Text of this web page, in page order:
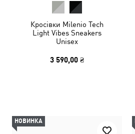
Кросівки Milenio Tech
Light Vibes Sneakers
Unisex
3 590,00 ₴
НОВИНКА